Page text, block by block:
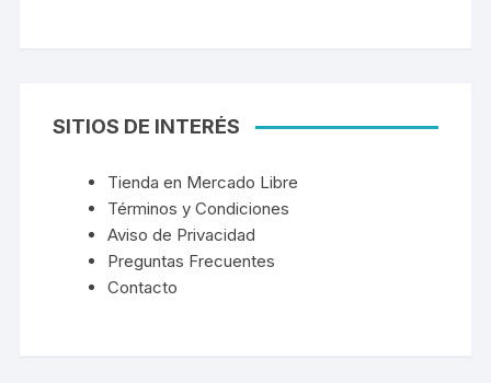
SITIOS DE INTERÉS
Tienda en Mercado Libre
Términos y Condiciones
Aviso de Privacidad
Preguntas Frecuentes
Contacto